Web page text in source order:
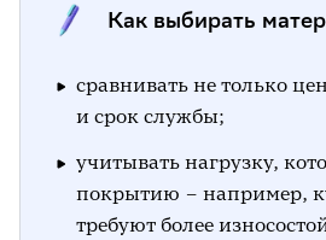
Как выбирать
сравнивать не только
и срок службы;
учитывать нагрузку,
покрытию – например,
требуют более